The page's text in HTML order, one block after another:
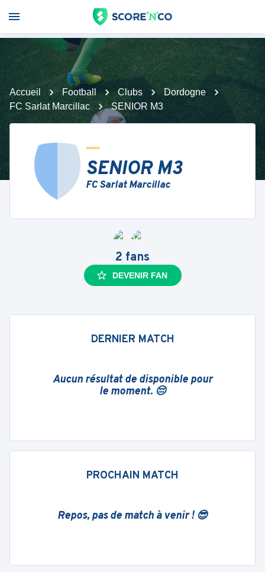
Accueil Football Clubs
Dordogne
FC Sarlat Marcillac
SENIOR M3
SENIOR M3
FC Sarlat Marcillac
2 fans
DEVENIR FAN
DERNIER MATCH
Aucun résultat de disponible pour
le moment. 😔
PROCHAIN MATCH
Repos, pas de match à venir ! 😎